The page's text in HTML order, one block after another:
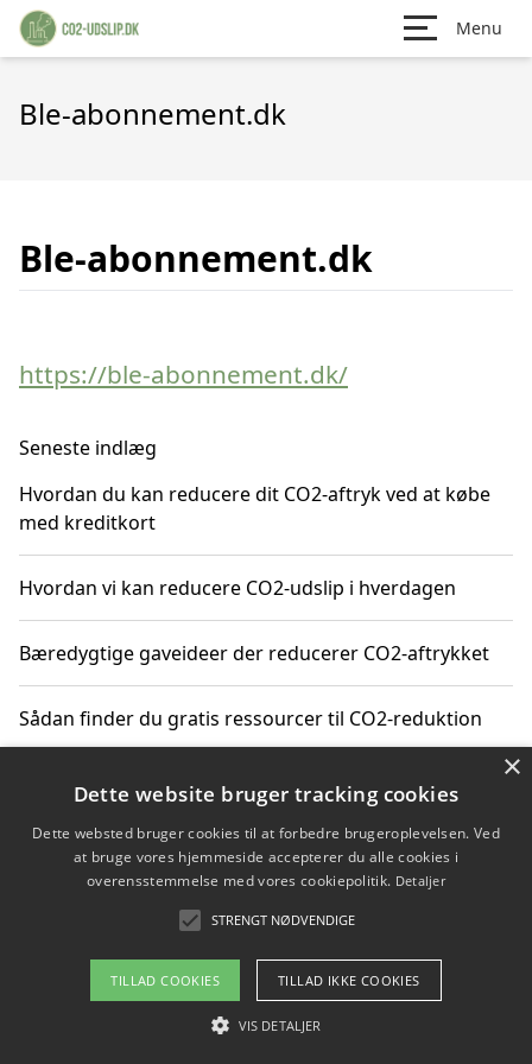
Menu
Ble-abonnement.dk
Ble-abonnement.dk
https://ble-abonnement.dk/
Seneste indlæg
Hvordan du kan reducere dit CO2-aftryk ved at købe
med kreditkort
Hvordan vi kan reducere CO2-udslip i hverdagen
Bæredygtige gaveideer der reducerer CO2-aftrykket
Sådan finder du gratis ressourcer til CO2-reduktion
Hvordan gadgets til hjemmet kan reducere CO2-udslip
Copyright 2026 - Pilanto Aps
Om / kontakt
Blog Betingelser
×
Dette website bruger tracking cookies
Dette websted bruger cookies til at forbedre brugeroplevelsen. Ved
at bruge vores hjemmeside accepterer du alle cookies i
overensstemmelse med vores cookiepolitik. Detaljer
STRENGT NØDVENDIGE
TILLAD COOKIES TILLAD IKKE COOKIES
VIS DETALJER